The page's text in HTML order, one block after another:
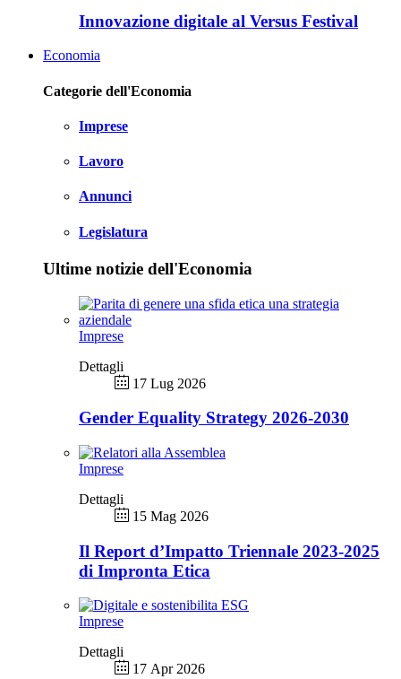
Innovazione digitale al Versus Festival
Economia
Categorie dell'Economia
Imprese
Lavoro
Annunci
Legislatura
Ultime notizie dell'Economia
Imprese
Dettagli
17 Lug 2026
Gender Equality Strategy 2026-2030
Imprese
Dettagli
15 Mag 2026
Il Report d’Impatto Triennale 2023-2025
di Impronta Etica
Imprese
Dettagli
17 Apr 2026